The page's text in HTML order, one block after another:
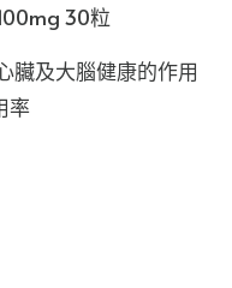
級
30粒
臟及大腦健康的作用
率